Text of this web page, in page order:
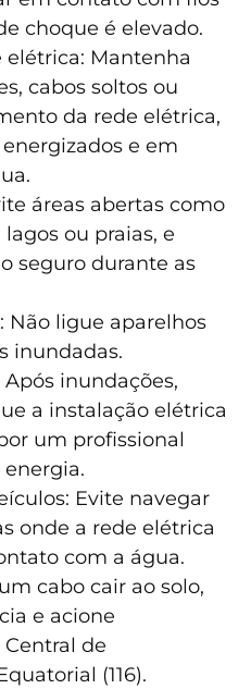
choque é elevado.
elétrica: Mantenha
cabos soltos ou
da rede elétrica,
e em
áreas abertas como
ou praias, e
seguro durante as
Não ligue aparelhos
inundadas.
inundações,
a instalação elétrica
um profissional
Evite navegar
onde a rede elétrica
com a água.
cabo cair ao solo,
e acione
de
(116).